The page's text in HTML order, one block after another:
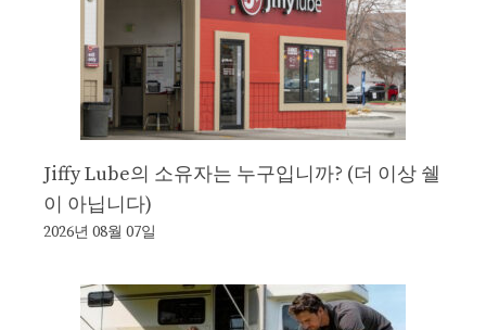
Jiffy Lube의 소유자는 누구입니까? (더 이상 쉘
이 아닙니다)
2026년 08월 07일